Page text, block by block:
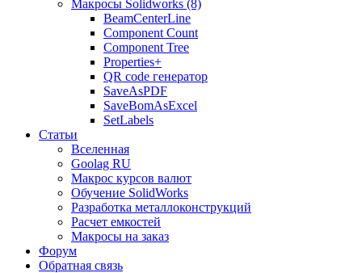
Макросы Solidworks (8)
BeamCenterLine
Component Count
Component Tree
Properties+
QR code генератор
SaveAsPDF
SaveBomAsExcel
SetLabels
Статьи
Вселенная
Goolag RU
Макрос курсов валют
Обучение SolidWorks
Разработка металлоконструкций
Расчет емкостей
Макросы на заказ
Форум
Обратная связь